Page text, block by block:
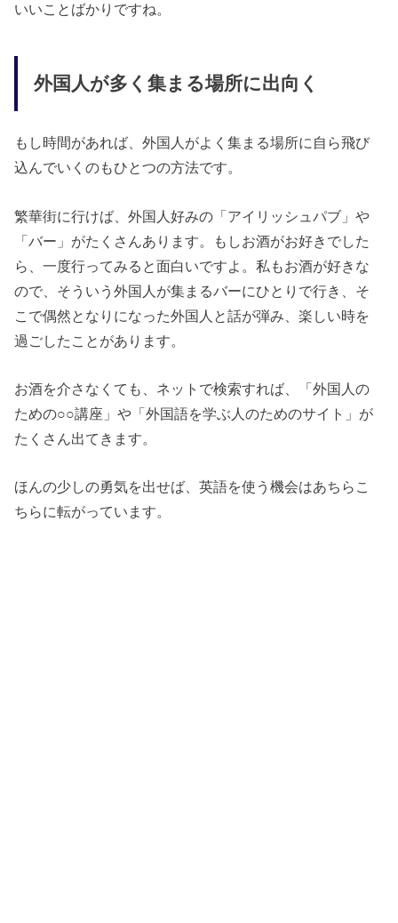
いいことばかりですね。
外国人が多く集まる場所に出向く
もし時間があれば、外国人がよく集まる場所に自ら飛び
込んでいくのもひとつの方法です。
繁華街に行けば、外国人好みの「アイリッシュパブ」や
「バー」がたくさんあります。もしお酒がお好きでした
ら、一度行ってみると面白いですよ。私もお酒が好きな
ので、そういう外国人が集まるバーにひとりで行き、そ
こで偶然となりになった外国人と話が弾み、楽しい時を
過ごしたことがあります。
お酒を介さなくても、ネットで検索すれば、「外国人の
ための○○講座」や「外国語を学ぶ人のためのサイト」が
たくさん出てきます。
ほんの少しの勇気を出せば、英語を使う機会はあちらこ
ちらに転がっています。